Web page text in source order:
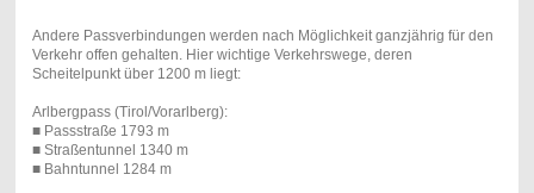
Andere Passverbindungen werden nach Möglichkeit ganzjährig für den
Verkehr offen gehalten. Hier wichtige Verkehrswege, deren
Scheitelpunkt über 1200 m liegt:
Arlbergpass (Tirol/Vorarlberg):
■ Passstraße 1793 m
■ Straßentunnel 1340 m
■ Bahntunnel 1284 m